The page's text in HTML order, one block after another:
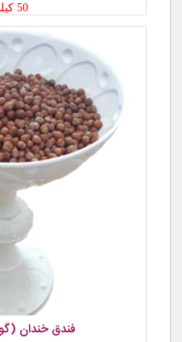
50 کیلوگرم
فندق خندان